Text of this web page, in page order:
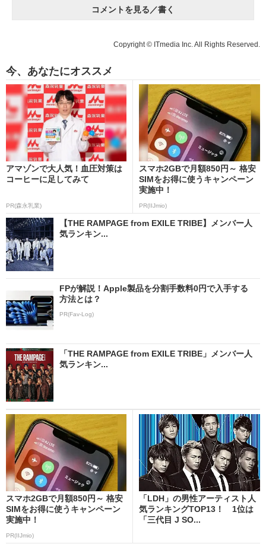
コメントを見る／書く
Copyright © ITmedia Inc. All Rights Reserved.
今、あなたにオススメ
アマゾンで大人気！血圧対策は
コーヒーに足してみて
PR(森永乳業)
スマホ2GBで月額850円～ 格安
SIMをお得に使うキャンペーン
実施中！
PR(IIJmio)
【THE RAMPAGE from EXILE TRIBE】メンバー人
気ランキン...
FPが解説！Apple製品を分割手数料0円で入手する
方法とは？
PR(Fav-Log)
「THE RAMPAGE from EXILE TRIBE」メンバー人
気ランキン...
スマホ2GBで月額850円～ 格安
SIMをお得に使うキャンペーン
実施中！
PR(IIJmio)
「LDH」の男性アーティスト人
気ランキングTOP13！ 1位は
「三代目 J SO...